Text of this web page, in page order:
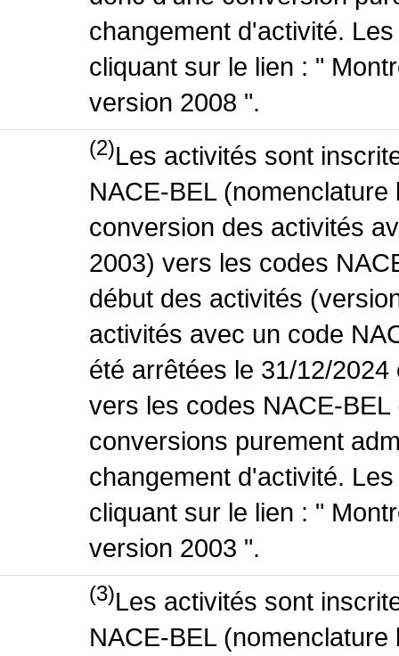
changement d'activité.
cliquant sur le lien : "
version 2008 ".
(2)Les activités sont
NACE-BEL
conversion des activités
2003) vers les codes
début des activités
activités avec un code
été arrêtées le 31/12/
vers les codes NACE-
conversions purement
changement d'activité.
cliquant sur le lien : "
version 2003 ".
(3)Les activités sont
NACE-BEL